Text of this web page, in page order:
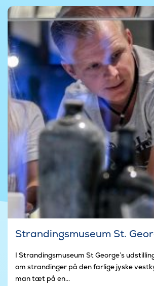
Strandingsmuseum St.
I Strandingsmuseum St George’s
om strandinger på den farlige jyske
man tæt på en...